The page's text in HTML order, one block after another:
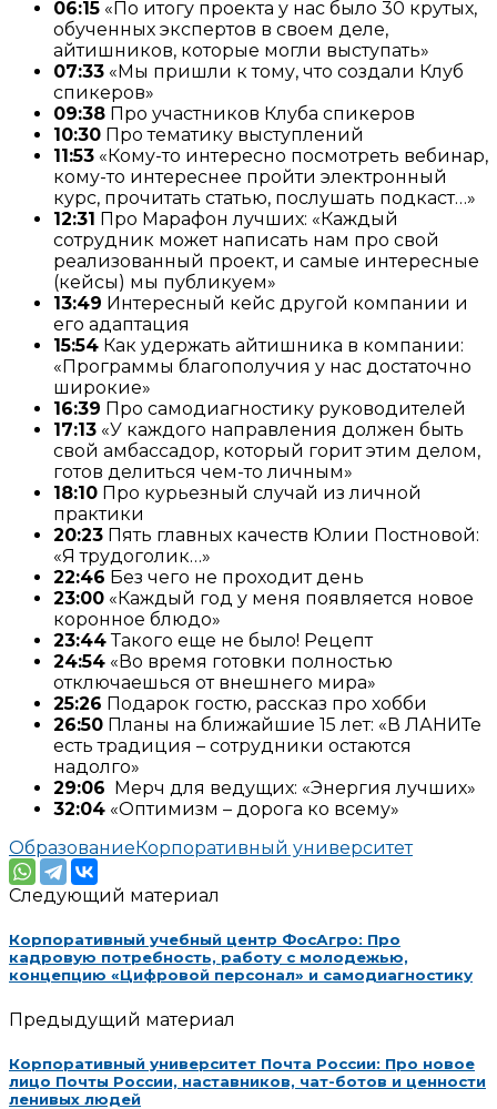
06:15 «По итогу проекта у нас было 30 крутых,
обученных экспертов в своем деле,
айтишников, которые могли выступать»
07:33 «Мы пришли к тому, что создали Клуб
спикеров»
09:38 Про участников Клуба спикеров
10:30 Про тематику выступлений
11:53 «Кому-то интересно посмотреть вебинар,
кому-то интереснее пройти электронный
курс, прочитать статью, послушать подкаст…»
12:31 Про Марафон лучших: «Каждый
сотрудник может написать нам про свой
реализованный проект, и самые интересные
(кейсы) мы публикуем»
13:49 Интересный кейс другой компании и
его адаптация
15:54 Как удержать айтишника в компании:
«Программы благополучия у нас достаточно
широкие»
16:39 Про самодиагностику руководителей
17:13 «У каждого направления должен быть
свой амбассадор, который горит этим делом,
готов делиться чем-то личным»
18:10 Про курьезный случай из личной
практики
20:23 Пять главных качеств Юлии Постновой:
«Я трудоголик…»
22:46 Без чего не проходит день
23:00 «Каждый год у меня появляется новое
коронное блюдо»
23:44Такого еще не было! Рецепт
24:54 «Во время готовки полностью
отключаешься от внешнего мира»
25:26 Подарок гостю, рассказ про хобби
26:50 Планы на ближайшие 15 лет: «В ЛАНИТе
есть традиция – сотрудники остаются
надолго»
29:06 Мерч для ведущих: «Энергия лучших»
32:04 «Оптимизм – дорога ко всему»
Образование Корпоративный университет
Следующий материал
Корпоративный учебный центр ФосАгро: Про
кадровую потребность, работу с молодежью,
концепцию «Цифровой персонал» и самодиагностику
Предыдущий материал
Корпоративный университет Почта России: Про новое
лицо Почты России, наставников, чат-ботов и ценности
ленивых людей